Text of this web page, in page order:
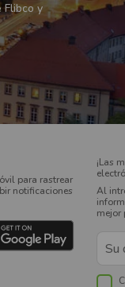
Flibco y
¡Las
Al
mejor
para rastrear
notificaciones